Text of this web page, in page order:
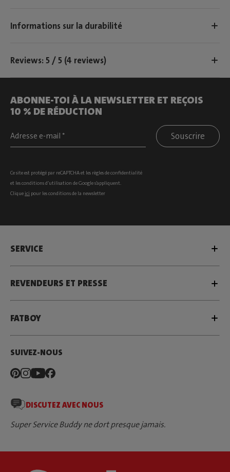
Informations sur la durabilité
Reviews: 5 / 5 (4 reviews)
ABONNE-TOI À LA NEWSLETTER ET REÇOIS
10 % DE RÉDUCTION
Souscrire
Ce site est protégé par reCAPTCHA et les règles de confidentialité
et lesconditions d’utilisation de Google s’appliquent.
Clique ici pour les conditions de la newsletter
SERVICE
REVENDEURS ET PRESSE
FATBOY
SUIVEZ-NOUS
DISCUTEZ AVEC NOUS
Super Service Buddy ne dort presque jamais.